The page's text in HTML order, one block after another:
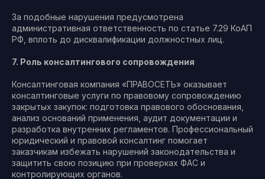
За подобные нарушения предусмотрена
административная ответственность по статье 7.29 КоАП
РФ, вплоть до дисквалификации должностных лиц.
7. Роль консалтингового сопровождения
Консалтинговая компания «ПРАВОСЕТЬ» оказывает
консалтинговые услуги по правовому сопровождению
закрытых закупок: подготовка правового обоснования,
анализ оснований применения, аудит документации и
разработка внутренних регламентов. Профессиональный
юридический и правовой консалтинг помогает
заказчикам избежать нарушений законодательства и
защитить свою позицию при проверках ФАС и
контролирующих органов.